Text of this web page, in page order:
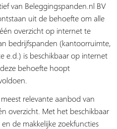
van Beleggingspanden.nl BV
uit de behoefte om alle
overzicht op internet te
bedrijfspanden (kantoorruimte,
e.d.) is beschikbaar op internet
behoefte hoopt
relevante aanbod van
overzicht. Met het beschikbaar
de makkelijke zoekfuncties